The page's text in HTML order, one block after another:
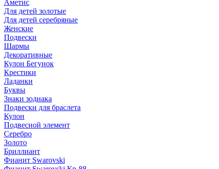
Аметис
Для детей золотые
Для детей серебряные
Женские
Подвески
Шармы
Декоративные
Кулон Бегунок
Крестики
Ладанки
Буквы
Знаки зодиака
Подвески для браслета
Кулон
Подвесной элемент
Серебро
Золото
Бриллиант
Фианит Swarovski